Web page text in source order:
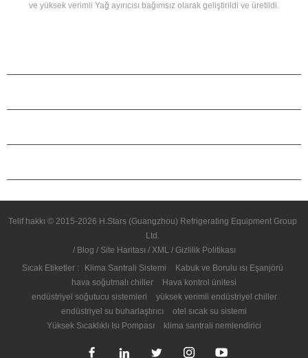
ve yüksek verimli Yağ ayırıcısı bağımsız olarak geliştirildi ve üretildi.
olabilir seçildi.
Telif hakkı © 2015-2026 H.Stars (Guangzhou) Refrigerating Equipment Group
Ltd.
/ Blog / Site Haritası / XML / Gizlilik Politikası
Sıcak Etiketler :
Klima Santrali Sistemi
Kabuk ve Borulu ısı Eşanjörü
hava soğutmalı chiller
Hava kontrol ünitesi
endüstriyel soğutucu sistemleri
yüksek verimli endüstriyel chiller
endüstriyel su buharlaştırıcı
otel sıcak su sistemi
Yüksek Sıcaklıklı Isı Pompası
klima santrali nemlendirici